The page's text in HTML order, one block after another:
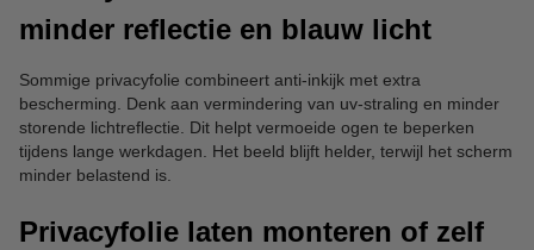
minder reflectie en blauw licht
Sommige privacyfolie combineert anti-inkijk met extra
bescherming. Denk aan vermindering van uv-straling en minder
storende lichtreflectie. Dit helpt vermoeide ogen te beperken
tijdens lange werkdagen. Het beeld blijft helder, terwijl het scherm
minder belastend is.
Privacyfolie laten monteren of zelf